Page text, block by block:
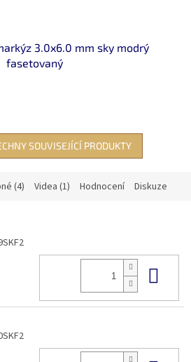
3.0x6.0 mm sky modrý
fasetovaný
SOUVISEJÍCÍ PRODUKTY
(4) Videa (1) Hodnocení Diskuze